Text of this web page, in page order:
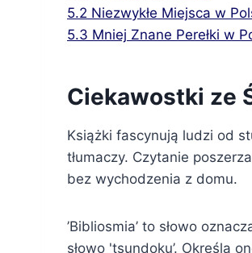
5.2 Niezwykłe Miejsca w
5.3 Mniej Znane Perełki w
Ciekawostki ze
Książki fascynują ludzi od
tłumaczy. Czytanie
bez wychodzenia z domu.
’Bibliosmia’ to słowo
słowo 'tsundoku’. Określa